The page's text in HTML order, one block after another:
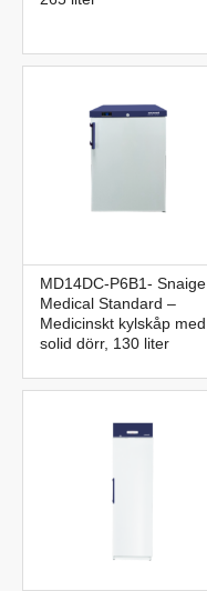
MD14DC-P6B1- Snaige
Medical Standard –
Medicinskt kylskåp med
solid dörr, 130 liter